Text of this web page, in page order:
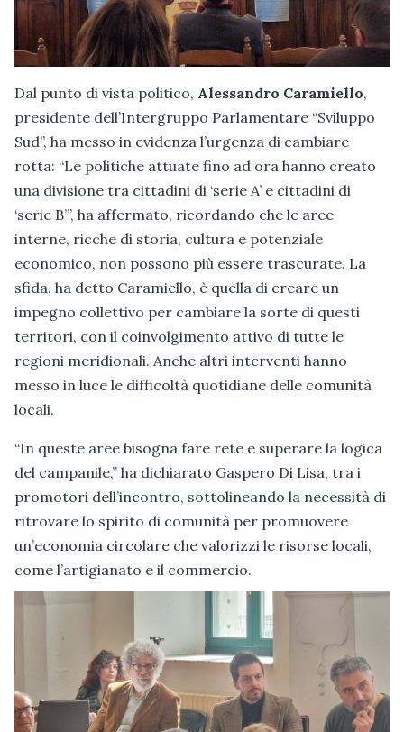
Dal punto di vista politico, Alessandro Caramiello,
presidente dell’Intergruppo Parlamentare “Sviluppo
Sud”, ha messo in evidenza l’urgenza di cambiare
rotta: “Le politiche attuate fino ad ora hanno creato
una divisione tra cittadini di ‘serie A’ e cittadini di
‘serie B’”, ha affermato, ricordando che le aree
interne, ricche di storia, cultura e potenziale
economico, non possono più essere trascurate. La
sfida, ha detto Caramiello, è quella di creare un
impegno collettivo per cambiare la sorte di questi
territori, con il coinvolgimento attivo di tutte le
regioni meridionali. Anche altri interventi hanno
messo in luce le difficoltà quotidiane delle comunità
locali.
“In queste aree bisogna fare rete e superare la logica
del campanile,” ha dichiarato Gaspero Di Lisa, tra i
promotori dell’incontro, sottolineando la necessità di
ritrovare lo spirito di comunità per promuovere
un’economia circolare che valorizzi le risorse locali,
come l’artigianato e il commercio.